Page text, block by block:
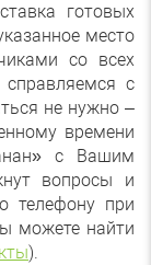
готовых
место
со всех
с
не нужно –
времени
с Вашим
вопросы и
телефону при
можете найти
).